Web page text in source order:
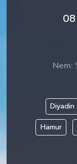
08
Nem:
Diyadin
Hamur